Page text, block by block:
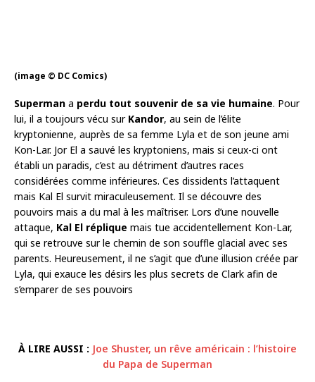
(image © DC Comics)
Superman a perdu tout souvenir de sa vie humaine. Pour
lui, il a toujours vécu sur Kandor, au sein de l’élite
kryptonienne, auprès de sa femme Lyla et de son jeune ami
Kon-Lar. Jor El a sauvé les kryptoniens, mais si ceux-ci ont
établi un paradis, c’est au détriment d’autres races
considérées comme inférieures. Ces dissidents l’attaquent
mais Kal El survit miraculeusement. Il se découvre des
pouvoirs mais a du mal à les maîtriser. Lors d’une nouvelle
attaque, Kal El réplique mais tue accidentellement Kon-Lar,
qui se retrouve sur le chemin de son souffle glacial avec ses
parents. Heureusement, il ne s’agit que d’une illusion créée par
Lyla, qui exauce les désirs les plus secrets de Clark afin de
s’emparer de ses pouvoirs
À LIRE AUSSI : Joe Shuster, un rêve américain : l’histoire
du Papa de Superman